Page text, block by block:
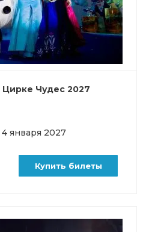
Чудес 2027
января 2027
Купить билеты